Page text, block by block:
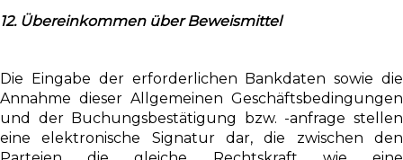
12. Übereinkommen über Beweismittel
Die Eingabe der erforderlichen Bankdaten sowie die
Annahme dieser Allgemeinen Geschäftsbedingungen
und der Buchungsbestätigung bzw. -anfrage stellen
eine elektronische Signatur dar, die zwischen den